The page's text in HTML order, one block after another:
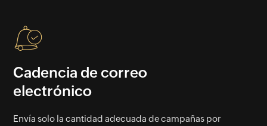
Cadencia de correo
electrónico
Envía solo la cantidad adecuada de campañas por